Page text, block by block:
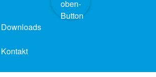
Downloads
Kontakt